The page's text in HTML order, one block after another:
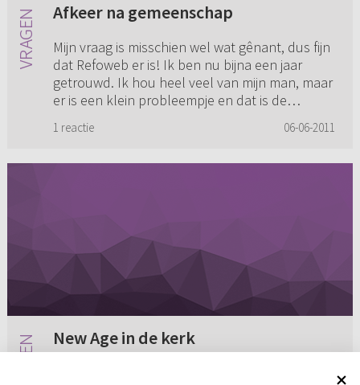
Afkeer na gemeenschap
Mijn vraag is misschien wel wat gênant, dus fijn
dat Refoweb er is! Ik ben nu bijna een jaar
getrouwd. Ik hou heel veel van mijn man, maar
er is een klein probleempje en dat is de
1 reactie 06-06-2011
New Age in de kerk